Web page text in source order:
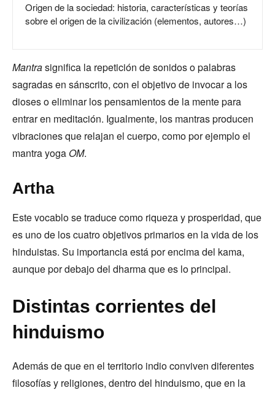
Origen de la sociedad: historia, características y teorías
sobre el origen de la civilización (elementos, autores…)
Mantrasignifica la repetición de sonidos o palabras
sagradas en sánscrito, con el objetivo de invocar a los
dioses o eliminar los pensamientos de la mente para
entrar en meditación. Igualmente, los mantras producen
vibraciones que relajan el cuerpo, como por ejemplo el
mantra yoga OM.
Artha
Este vocablo se traduce como riqueza y prosperidad, que
es uno de los cuatro objetivos primarios en la vida de los
hinduistas. Su importancia está por encima del kama,
aunque por debajo del dharma que es lo principal.
Distintas corrientes del
hinduismo
Además de que en el territorio indio conviven diferentes
filosofías y religiones, dentro del hinduismo, que en la